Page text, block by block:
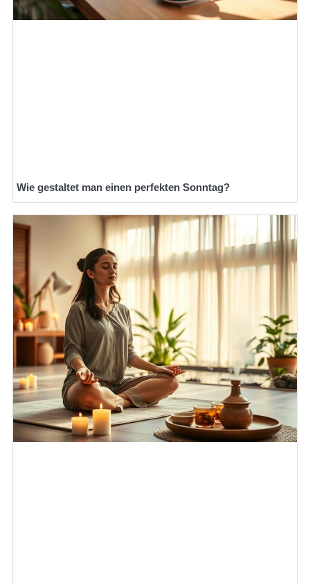
Wie gestaltet man einen perfekten Sonntag?